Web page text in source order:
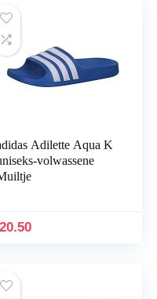
Adilette Aqua K
volwassene
20.50